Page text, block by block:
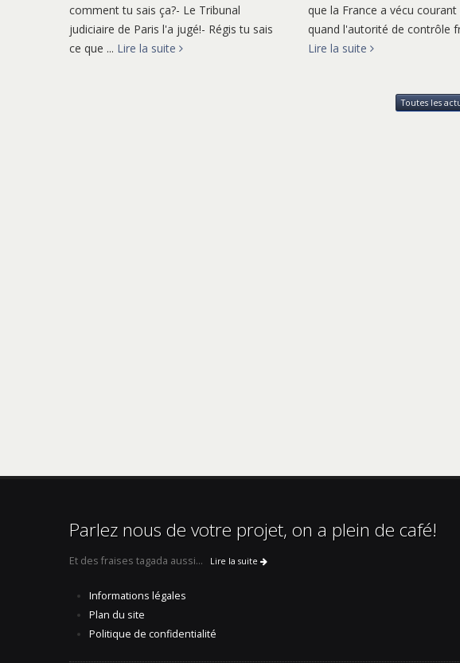
comment tu sais ça?- Le Tribunal
judiciaire de Paris l'a jugé!- Régis tu sais
ce que ... Lire la suite
que la France a vécu
quand l'autorité de contrôle
Lire la suite
Toutes les
points litigieux que nous n'imaginions pas (sans
autant crier Au Loup)... La condition de base étant
des chaussures qui claque...) ! Christophe est un
Parlez nous de votre projet, on a plein de café!
Et des fraises tagada aussi... Lire la suite
Informations légales
Plan du site
Politique de confidentialité